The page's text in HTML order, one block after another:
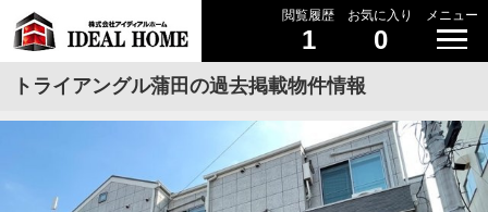
閲覧履歴
1
お気に入り
0
メニュー
トライアングル蒲田の過去掲載物件情報